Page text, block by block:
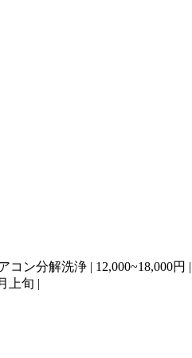
ン分解洗浄 | 12,000~18,000円
上旬 |